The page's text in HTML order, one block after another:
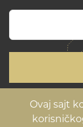
Uslovi korišćenja
Ovaj sajt